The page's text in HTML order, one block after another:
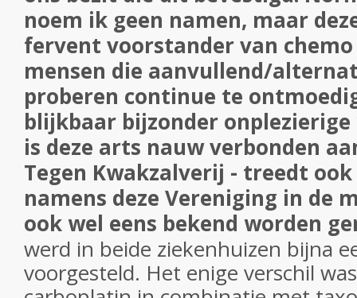
noem ik geen namen, maar
fervent voorstander van
mensen die aanvullend/
proberen continue te
blijkbaar bijzonder
is deze arts nauw verbonden
Tegen Kwakzalverij - treedt
namens deze Vereniging in de
ook wel eens bekend worden
werd in beide ziekenhuizen bijna
voorgesteld. Het enige verschil